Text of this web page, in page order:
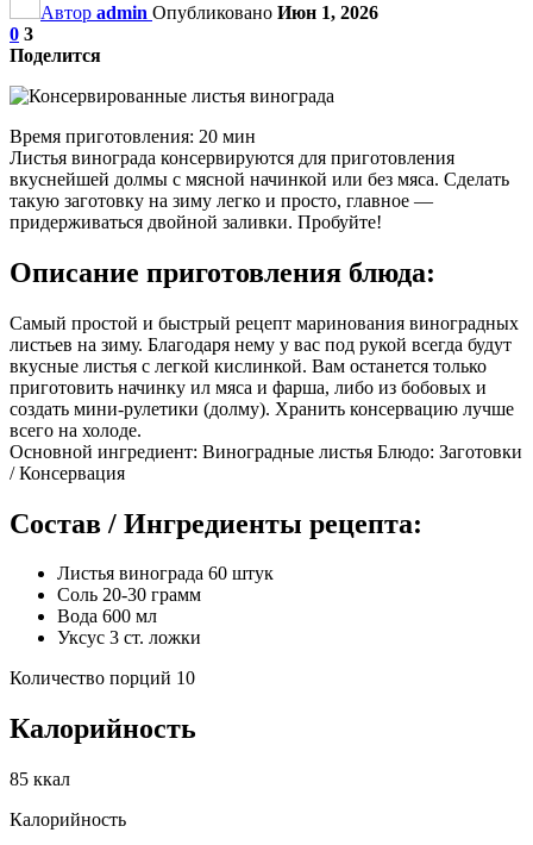
Автор admin Опубликовано Июн 1, 2026
0 3
Поделится
Время приготовления: 20 мин
Листья винограда консервируются для приготовления
вкуснейшей долмы с мясной начинкой или без мяса. Сделать
такую заготовку на зиму легко и просто, главное —
придерживаться двойной заливки. Пробуйте!
Описание приготовления блюда:
Самый простой и быстрый рецепт маринования виноградных
листьев на зиму. Благодаря нему у вас под рукой всегда будут
вкусные листья с легкой кислинкой. Вам останется только
приготовить начинку ил мяса и фарша, либо из бобовых и
создать мини-рулетики (долму). Хранить консервацию лучше
всего на холоде.
Основной ингредиент: Виноградные листья Блюдо: Заготовки
/ Консервация
Состав / Ингредиенты рецепта:
Листья винограда 60 штук
Соль 20-30 грамм
Вода 600 мл
Уксус 3 ст. ложки
Количество порций 10
Калорийность
85 ккал
Калорийность